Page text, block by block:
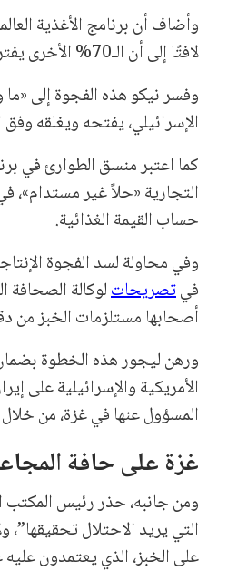
لافتًا إلى أن الـ70% الأخرى يفترض أن يغطيها القطاع التجاري.
وفسر نيكو هذه الفجوة إلى
الإسرائيلي، يفتحه ويغلقه
كما اعتبر منسق الطوارئ في
التجارية «حلاً غير مستدام»،
حساب القيمة الغذائية.
وفي محاولة لسد الفجوة
فيتصريحاتلوكالة
أصحابها مستلزمات الخبز من
ورهن ليجور هذه الخطوة بضمان
المسؤول عنها في غزة، من خلال توفير
غزة على حافة
ومن جانبه، حذر رئيس المكتب
التي يريد الاحتلال
على الخبز، الذي يعتمدون